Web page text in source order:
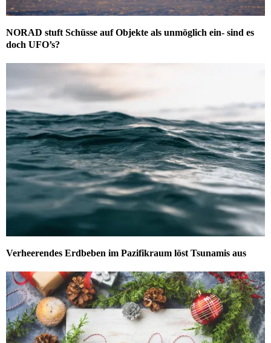
NORAD stuft Schüsse auf Objekte als unmöglich ein- sind es
doch UFO’s?
Verheerendes Erdbeben im Pazifikraum löst Tsunamis aus